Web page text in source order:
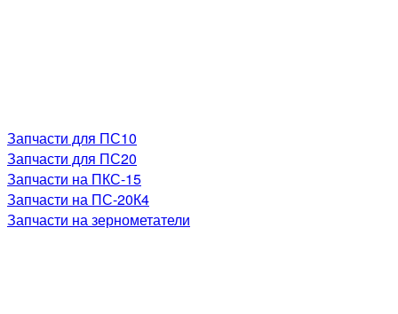
Запчасти для ПС10
Запчасти для ПС20
Запчасти на ПКС-15
Запчасти на ПС-20К4
Запчасти на зернометатели